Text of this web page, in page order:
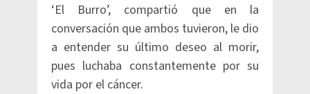
‘El Burro’, compartió que en la
conversación que ambos tuvieron, le dio
a entender su último deseo al morir,
pues luchaba constantemente por su
vida por el cáncer.